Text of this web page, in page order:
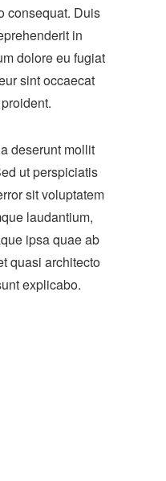
consequat. Duis
in
dolore eu fugiat
sint occaecat
deserunt mollit
ut perspiciatis
sit voluptatem
laudantium,
ipsa quae ab
quasi architecto
explicabo.